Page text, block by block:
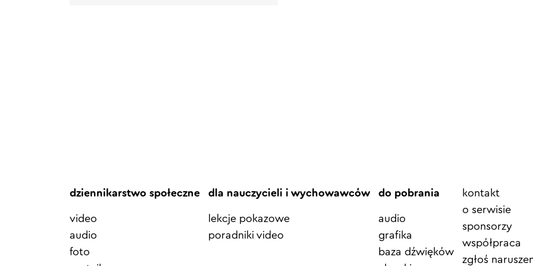
dziennikarstwo społeczne
video
audio
foto
dla nauczycieli i wychowawców
lekcje pokazowe
poradniki video
do pobrania
audio
grafika
baza dźwięków
Element
menu
kontakt
o serwisie
sponsorzy
współpraca
zgłoś